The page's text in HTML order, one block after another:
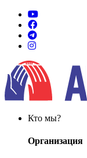
Кто мы?
Организация